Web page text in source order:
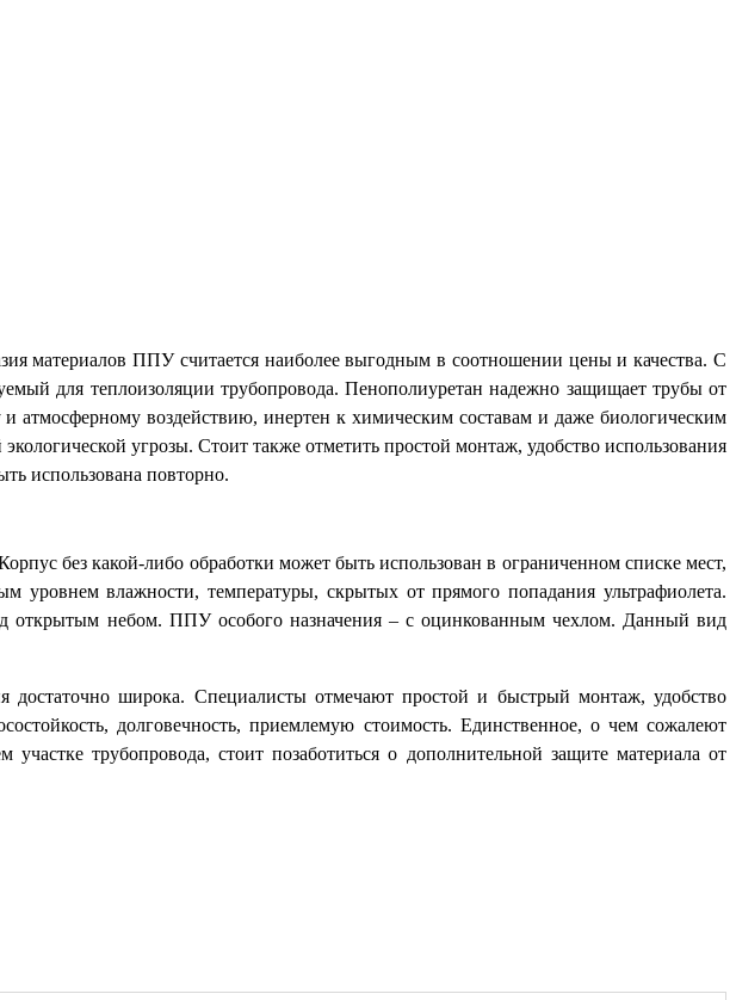
материалов ППУ считается наиболее выгодным в соотношении цены и качества. С
для теплоизоляции трубопровода. Пенополиуретан надежно защищает трубы от
атмосферному воздействию, инертен к химическим составам и даже биологическим
угрозы. Стоит также отметить простой монтаж, удобство использования
использована повторно.
без какой-либо обработки может быть использован в ограниченном списке мест,
уровнем влажности, температуры, скрытых от прямого попадания ультрафиолета.
открытым небом. ППУ особого назначения – с оцинкованным чехлом. Данный вид
достаточно широка. Специалисты отмечают простой и быстрый монтаж, удобство
долговечность, приемлемую стоимость. Единственное, о чем сожалеют
трубопровода, стоит позаботиться о дополнительной защите материала от